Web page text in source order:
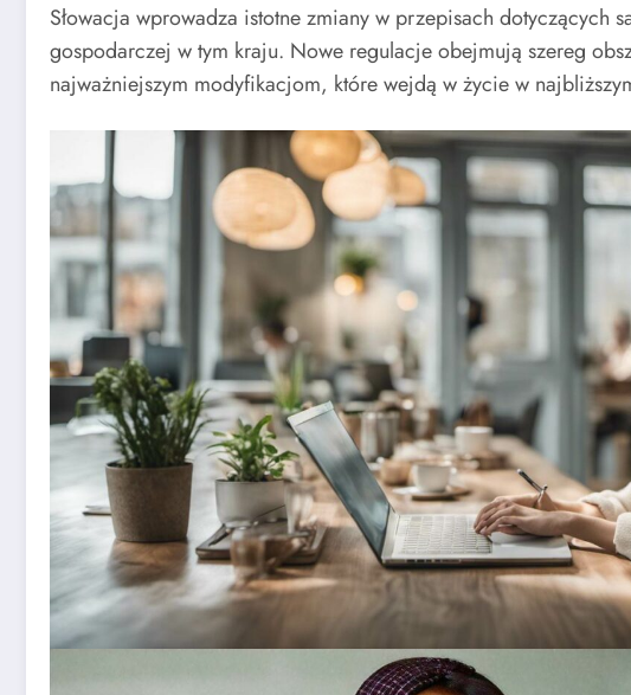
Słowacja wprowadza istotne zmiany w przepisach dotyczących
gospodarczej w tym kraju. Nowe regulacje obejmują szereg
najważniejszym modyfikacjom, które wejdą w życie w